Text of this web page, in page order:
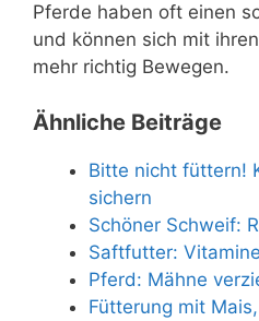
Pferde haben oft einen
und können sich mit
mehr richtig Bewegen.
Ähnliche Beiträge
Bitte nicht füttern!
sichern
Schöner Schweif:
Saftfutter:
Pferd: Mähne
Fütterung mit